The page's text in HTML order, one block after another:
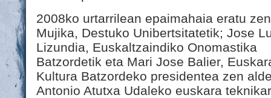
2008ko urtarrilean epaimahaia eratu
Mujika, Destuko Unibertsitatetik; Jose
Lizundia, Euskaltzaindiko Onomastika
Batzordetik eta Mari Jose Balier,
Kultura Batzordeko presidentea zen
Antonio Atutxa Udaleko euskara